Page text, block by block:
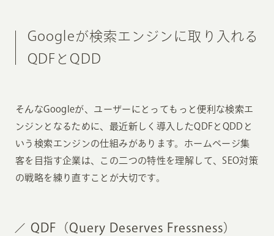
Googleが検索エンジンに取り入れる
QDFとQDD
そんなGoogleが、ユーザーにとってもっと便利な検索エ
ンジンとなるために、最近新しく導入したQDFとQDDと
いう検索エンジンの仕組みがあります。ホームページ集
客を目指す企業は、この二つの特性を理解して、SEO対策
の戦略を練り直すことが大切です。
QDF（Query Deserves Fressness）